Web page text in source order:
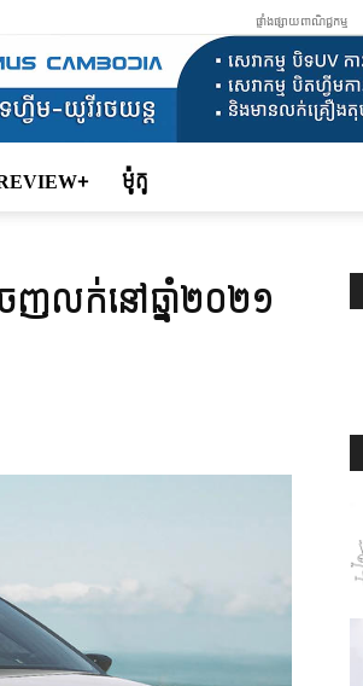
ផ្ទាំងផ្សាយពាណិជ្ជកម្ម
ម៉ូតូ
េញលក់នៅឆ្នាំ២០២១